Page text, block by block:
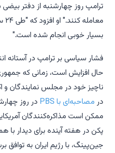
ترامپ روز چهارشنبه از دفتر
بسیار خوبی انجام شده است."
فشار سیاسی بر ترامپ در آستانه
حال افزایش است، زمانی که
ناچیز خود در مجلس نمایندگان و
در مصاحبه‌ای با PBS
در روز
ممکن است مذاکره‌کنندگان
پکن در هفته آینده برای دیدار
جین‌پینگ، با رژیم ایران به توافق